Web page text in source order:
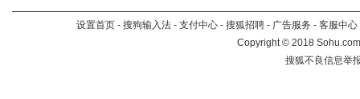
设置首页 - 搜狗输入法 - 支付中心 - 搜狐招聘 - 广告服务 - 客服中心
Copyright©2018
搜狐不良信息举